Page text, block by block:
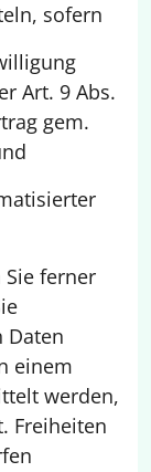
sofern
Art. 9 Abs.
gem.
Sie ferner
Daten
einem
werden,
Freiheiten